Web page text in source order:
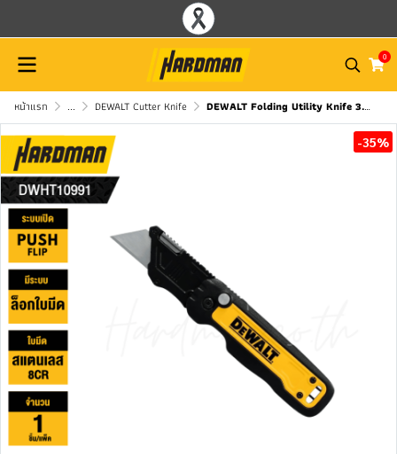
0
หน้าแรก ... DEWALT Cutter Knife DEWALT Folding Utility Knife 3.0 – Model DWHT10991
-35%